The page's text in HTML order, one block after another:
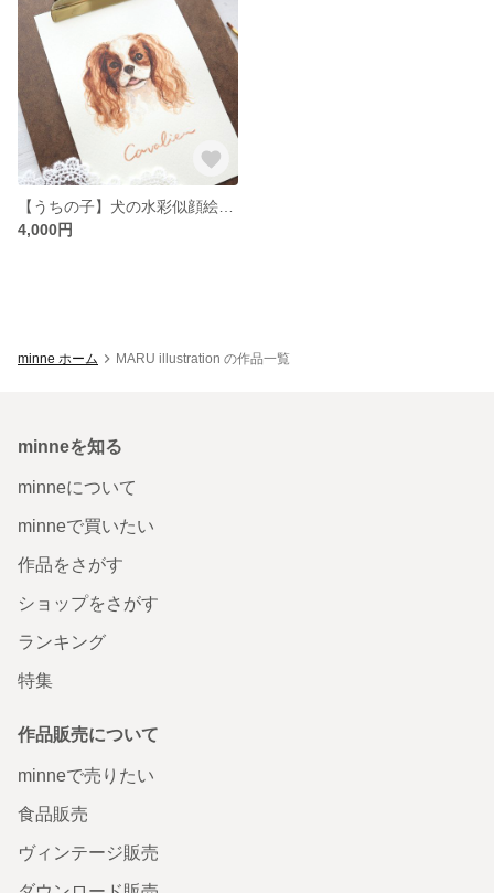
4,000円
minne ホーム MARU illustration の作品一覧
minneを知る
minneについて
minneで買いたい
作品をさがす
ショップをさがす
ランキング
特集
作品販売について
minneで売りたい
食品販売
ヴィンテージ販売